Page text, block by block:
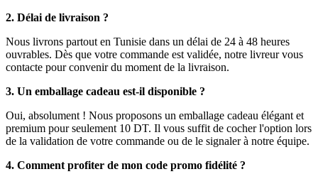
2. Délai de livraison ?
Nous livrons partout en Tunisie dans un délai de 24 à 48 heures
ouvrables. Dès que votre commande est validée, notre livreur vous
contacte pour convenir du moment de la livraison.
3. Un emballage cadeau est-il disponible ?
Oui, absolument ! Nous proposons un emballage cadeau élégant et
premium pour seulement 10 DT. Il vous suffit de cocher l'option lors
de la validation de votre commande ou de le signaler à notre équipe.
4. Comment profiter de mon code promo fidélité ?